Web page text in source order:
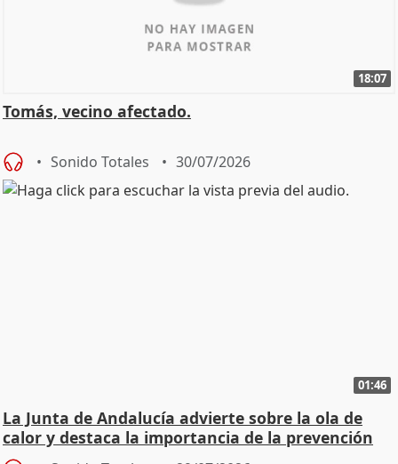
18:07
Tomás, vecino afectado.
Sonido Totales 30/07/2026
01:46
La Junta de Andalucía advierte sobre la ola de
calor y destaca la importancia de la prevención